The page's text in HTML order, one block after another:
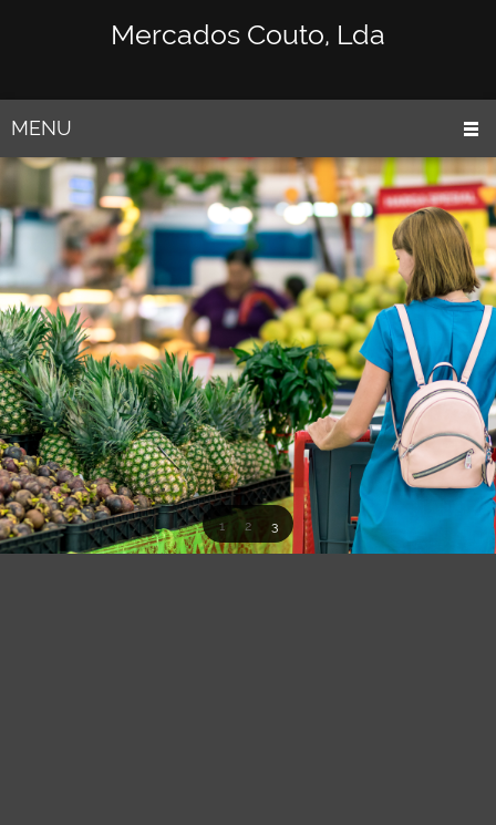
Mercados Couto, Lda
MENU
1 2 3